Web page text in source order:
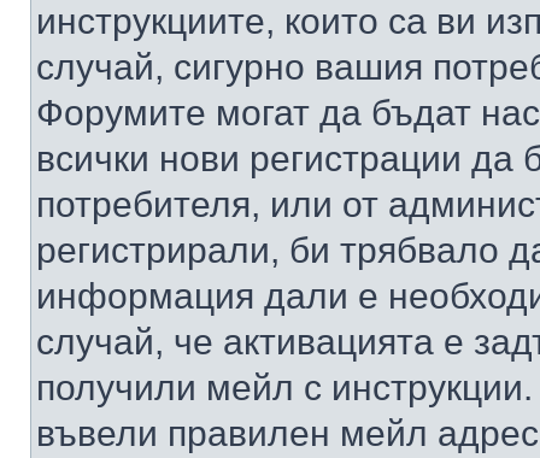
инструкциите, които са ви
случай, сигурно вашия
Форумите могат да бъдат
всички нови регистрации да
потребителя, или от
регистрирали, би трябвало
информация дали е
случай, че активацията е
получили мейл с
въвели правилен мейл